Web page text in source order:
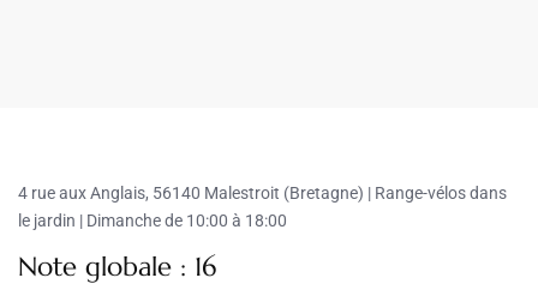
4 rue aux Anglais, 56140 Malestroit (Bretagne) | Range-vélos dans
le jardin | Dimanche de 10:00 à 18:00
Note globale : 16